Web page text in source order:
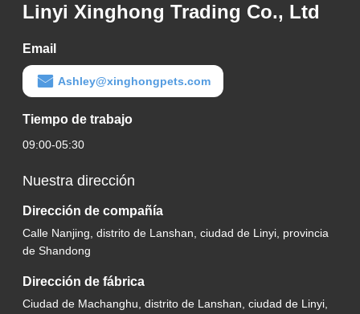
Linyi Xinghong Trading Co., Ltd
Email
Ashley@xinghongpets.com
Tiempo de trabajo
09:00-05:30
Nuestra dirección
Dirección de compañía
Calle Nanjing, distrito de Lanshan, ciudad de Linyi, provincia
de Shandong
Dirección de fábrica
Ciudad de Machanghu, distrito de Lanshan, ciudad de Linyi,